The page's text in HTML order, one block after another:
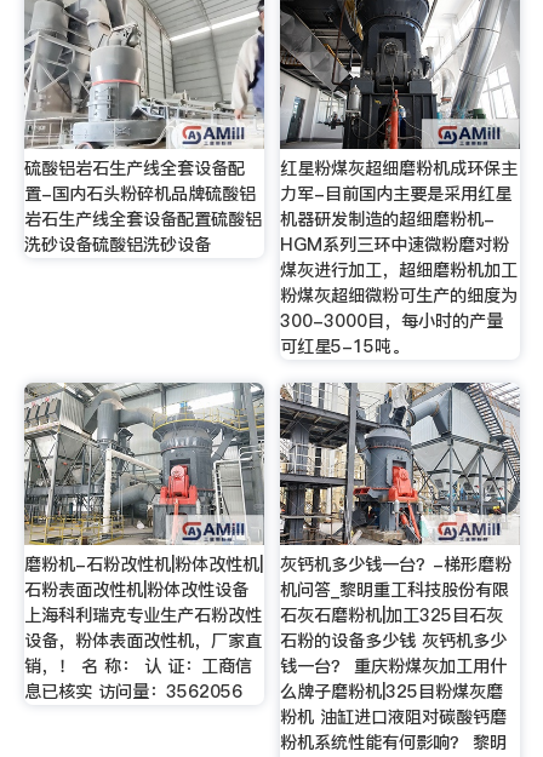
硫酸铝岩石生产线全套设备配
置-国内石头粉碎机品牌硫酸铝
岩石生产线全套设备配置硫酸铝
洗砂设备硫酸铝洗砂设备
红星粉煤灰超细磨粉机成环保主
力军-目前国内主要是采用红星
机器研发制造的超细磨粉机-
HGM系列三环中速微粉磨对粉
煤灰进行加工，超细磨粉机加工
粉煤灰超细微粉可生产的细度为
300-3000目，每小时的产量
可红星5-15吨。
磨粉机-石粉改性机|粉体改性机|
石粉表面改性机|粉体改性设备
上海科利瑞克专业生产石粉改性
设备，粉体表面改性机，厂家直
销，！ 名 称： 认 证：工商信
息已核实 访问量：3562056
灰钙机多少钱一台？-梯形磨粉
机问答_黎明重工科技股份有限
石灰石磨粉机|加工325目石灰
石粉的设备多少钱 灰钙机多少
钱一台？ 重庆粉煤灰加工用什
么牌子磨粉机|325目粉煤灰磨
粉机 油缸进口液阻对碳酸钙磨
粉机系统性能有何影响？ 黎明